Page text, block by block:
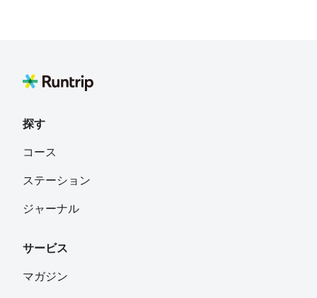
mikic
sgkz1080
探す
コース
ステーション
ジャーナル
サービス
マガジン